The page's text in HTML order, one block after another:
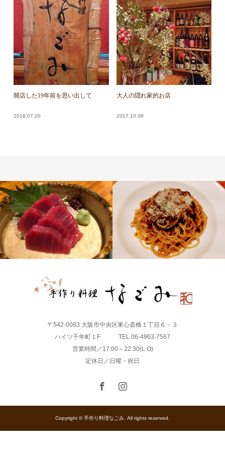
開店した19年前を思い出して
2018.07.20
大人の隠れ家的お店
2017.10.08
〒542-0083 大阪市中央区東心斎橋１丁目６－３
ハイツ千年町１F TEL 06-4963-7567
営業時間／17:00～22:30(L.O)
定休日／日曜・祝日
Copyright © 手作り料理なごみ. All rights reserved.